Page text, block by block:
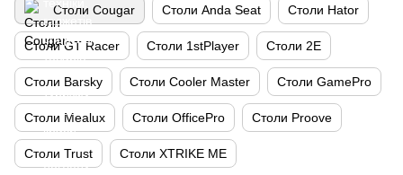
Столи Cougar Столи Anda Seat Столи Hator
Столи GT Racer Столи 1stPlayer Столи 2E
Столи Barsky Столи Cooler Master Столи GamePro
Столи Mealux Столи OfficePro Столи Proove
Столи Trust Столи XTRIKE ME